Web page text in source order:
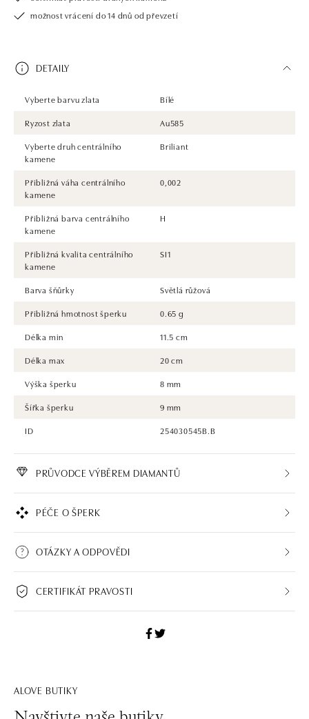
možnost vrácení do 14 dnů od převzetí
DETAILY
Vyberte barvu zlata
Bílé
Ryzost zlata
Au585
Vyberte druh centrálního
kamene
Briliant
Přibližná váha centrálního
kamene
0,002
Přibližná barva centrálního
kamene
H
Přibližná kvalita centrálního
kamene
SI1
Barva šňůrky
Světlá růžová
Přibližná hmotnost šperku
0.65 g
Délka min
11.5 cm
Délka max
20 cm
Výška šperku
8 mm
Šířka šperku
9 mm
ID
254030545B.B
PRŮVODCE VÝBĚREM DIAMANTŮ
PÉČE O ŠPERK
OTÁZKY A ODPOVĚDI
CERTIFIKÁT PRAVOSTI
ALOVE BUTIKY